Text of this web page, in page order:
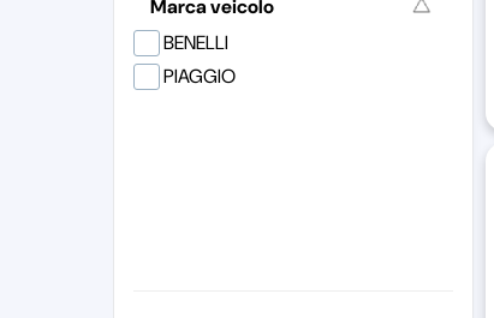
Marca veicolo
BENELLI
PIAGGIO